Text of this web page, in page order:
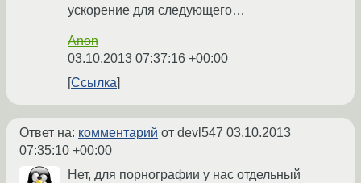
ускорение для следующего…
Anon
03.10.2013 07:37:16 +00:00
Ссылка
Ответ на: комментарий от devl547 03.10.2013
07:35:10 +00:00
Нет, для порнографии у нас отдельный